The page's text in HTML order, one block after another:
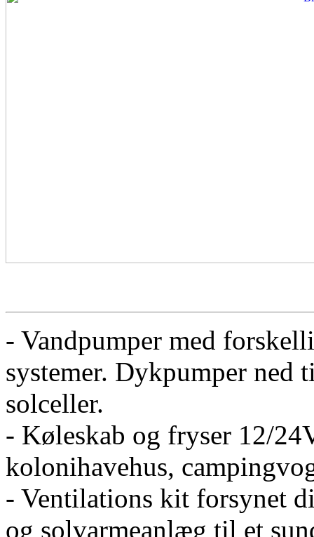
- Vandpumper med
systemer. Dykpumper ned
solceller.
- Køleskab og fryser 12/
kolonihavehus,
- Ventilations kit forsynet
og solvarmeanlæg til et